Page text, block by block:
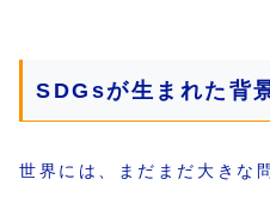
SDGsが生まれた背
世界には、まだまだ大きな